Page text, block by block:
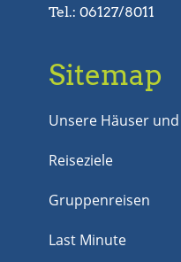
Tel.: 06127/8011
Sitemap
Unsere Häuser und
Reiseziele
Gruppenreisen
Last Minute